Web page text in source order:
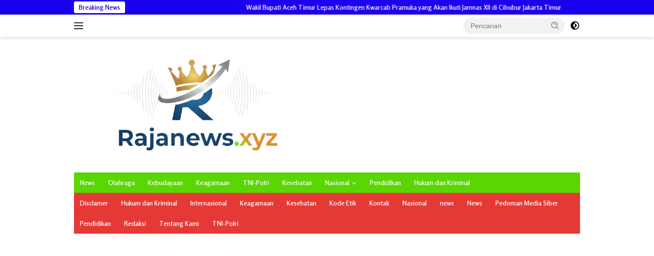
ke
Breaking News Wakil Bupati Aceh Timur Lepas Kontingen Kwarcab Pramuka yang Akan Ikuti Jamnas XII di Cibubur Jakarta Timur Pengabdian Penuh Makna, Keuchik Zuliadi, Ajak
News Olahraga Kebudayaan Keagamaan TNI-Polri Kesehatan Nasional Pendidikan Hukum dan Kriminal
Disclamer Hukum dan Kriminal Internasional Keagamaan Kesehatan Kode Etik Kontak Nasional news News Pedoman Media Siber
Pendidikan Redaksi Tentang Kami TNI-Polri